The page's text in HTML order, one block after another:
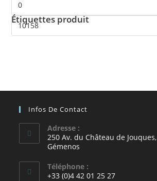
Étiquettes produit
Infos De Contact
Adresse :
250 Av. du Château de
Gémenos
Téléphone :
+33 (0)4 42 01 25 27